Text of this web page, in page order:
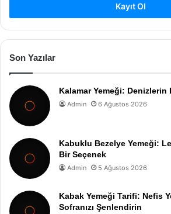
Kayıt Ol
Son Yazılar
Kalamar Yemeği: Denizlerin
Admin 6 Ağustos 2026
Kabuklu Bezelye Yemeği:
Bir Seçenek
Admin 5 Ağustos 2026
Kabak Yemeği Tarifi: Nefis
Sofranızı Şenlendirin